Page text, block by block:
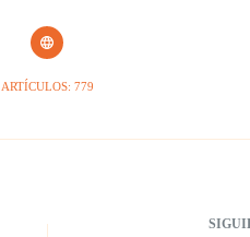
ARTÍCULOS: 779